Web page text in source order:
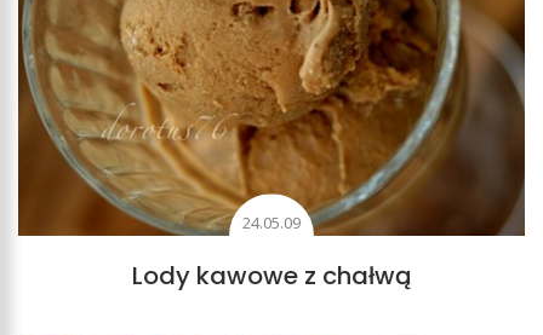
24.05.09
Lody kawowe z chałwą